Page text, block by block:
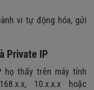
vi tự động hóa, gửi
Private IP
họ thấy trên máy tính
10.x.x.x hoặc